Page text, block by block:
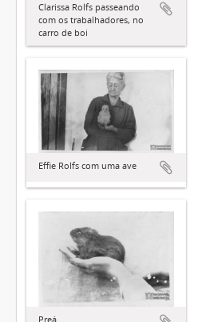
Clarissa Rolfs passeando
com os trabalhadores, no
carro de boi
Effie Rolfs com uma ave
Preá